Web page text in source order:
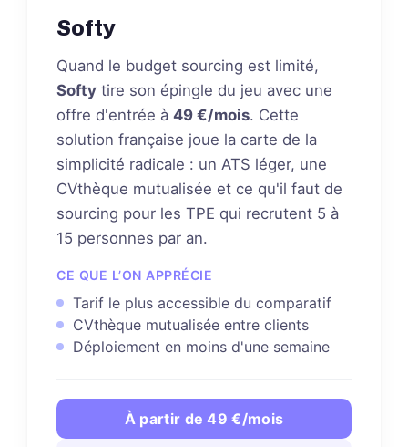
Softy
Quand le budget sourcing est limité,
Softy tire son épingle du jeu avec une
offre d'entrée à 49 €/mois. Cette
solution française joue la carte de la
simplicité radicale : un ATS léger, une
CVthèque mutualisée et ce qu'il faut de
sourcing pour les TPE qui recrutent 5 à
15 personnes par an.
CE QUE L’ON APPRÉCIE
Tarif le plus accessible du comparatif
CVthèque mutualisée entre clients
Déploiement en moins d'une semaine
À partir de 49 €/mois